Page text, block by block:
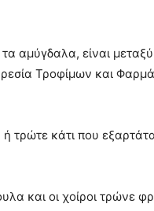
αμύγδαλα, είναι
Τροφίμων και
τρώτε κάτι που
και οι χοίροι τρώνε